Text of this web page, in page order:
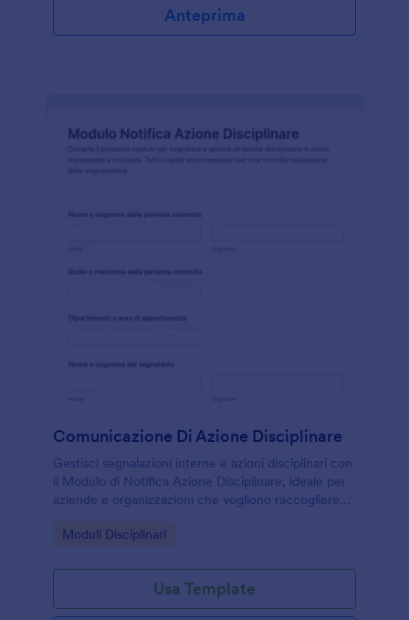
Anteprima
Comunicazione Di Azione Disciplinare
Gestisci segnalazioni interne e azioni disciplinari con
il Modulo di Notifica Azione Disciplinare, ideale per
aziende e organizzazioni che vogliono raccogliere
Jotform.
Go to Category:
Moduli Disciplinari
Usa Template